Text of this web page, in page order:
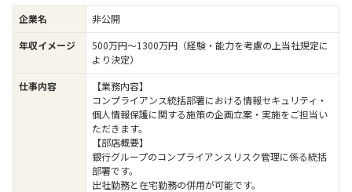
企業名
非公開
年収イメージ
500万円〜1300万円（経験・能力を考慮の上当社規定に
より決定）
仕事内容
【業務内容】
コンプライアンス統括部署における情報セキュリティ・
個人情報保護に関する施策の企画立案・実施をご担当い
ただきます。
【部店概要】
銀行グループのコンプライアンスリスク管理に係る統括
部署です。
出社勤務と在宅勤務の併用が可能です。